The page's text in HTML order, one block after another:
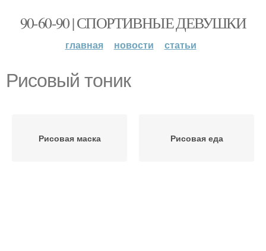
90-60-90 | СПОРТИВНЫЕ ДЕВУШКИ
главная новости статьи
Рисовый тоник
Рисовая маска Рисовая еда